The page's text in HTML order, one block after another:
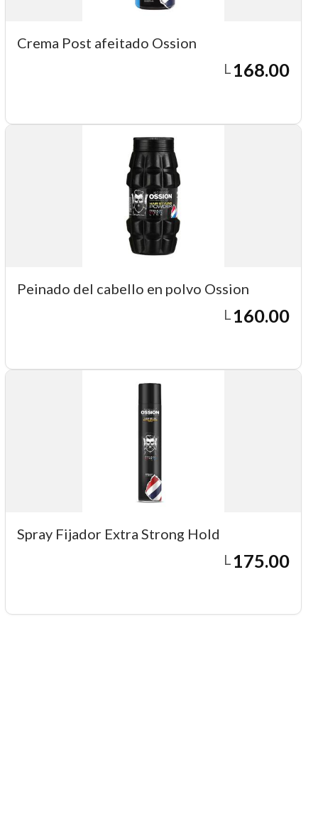
Crema Post afeitado Ossion
L168.00
Peinado del cabello en polvo Ossion
L160.00
Spray Fijador Extra Strong Hold
L175.00